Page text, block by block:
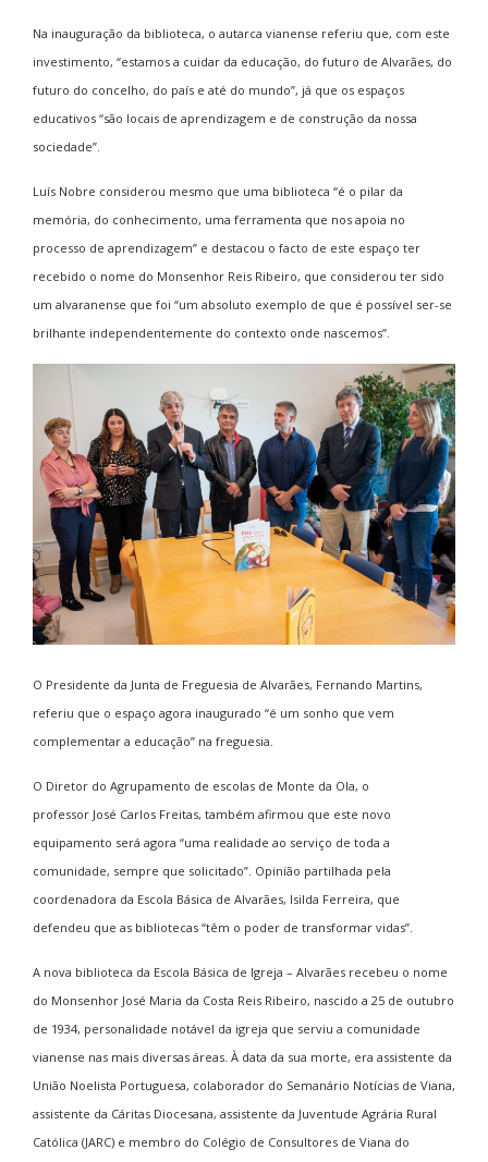
Na inauguração da biblioteca, o autarca vianense referiu que, com este
investimento, “estamos a cuidar da educação, do futuro de Alvarães, do
futuro do concelho, do país e até do mundo”, já que os espaços
educativos “são locais de aprendizagem e de construção da nossa
sociedade”.
Luís Nobre considerou mesmo que uma biblioteca “é o pilar da
memória, do conhecimento, uma ferramenta que nos apoia no
processo de aprendizagem” e destacou o facto de este espaço ter
recebido o nome do Monsenhor Reis Ribeiro, que considerou ter sido
um alvaranense que foi “um absoluto exemplo de que é possível ser-se
brilhante independentemente do contexto onde nascemos”.
O Presidente da Junta de Freguesia de Alvarães, Fernando Martins,
referiu que o espaço agora inaugurado “é um sonho que vem
complementar a educação” na freguesia.
O Diretor do Agrupamento de escolas de Monte da Ola, o
professor José Carlos Freitas, também afirmou que este novo
equipamento será agora “uma realidade ao serviço de toda a
comunidade, sempre que solicitado”. Opinião partilhada pela
coordenadora da Escola Básica de Alvarães, Isilda Ferreira, que
defendeu que as bibliotecas “têm o poder de transformar vidas”.
A nova biblioteca da Escola Básica de Igreja – Alvarães recebeu o nome
do Monsenhor José Maria da Costa Reis Ribeiro, nascido a 25 de outubro
de 1934, personalidade notável da igreja que serviu a comunidade
vianense nas mais diversas áreas. À data da sua morte, era assistente da
União Noelista Portuguesa, colaborador do Semanário Notícias de Viana,
assistente da Cáritas Diocesana, assistente da Juventude Agrária Rural
Católica (JARC) e membro do Colégio de Consultores de Viana do